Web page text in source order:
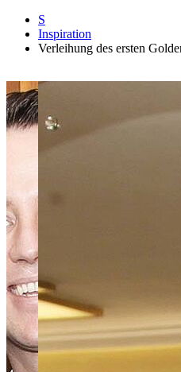
S
Inspiration
Verleihung des ersten